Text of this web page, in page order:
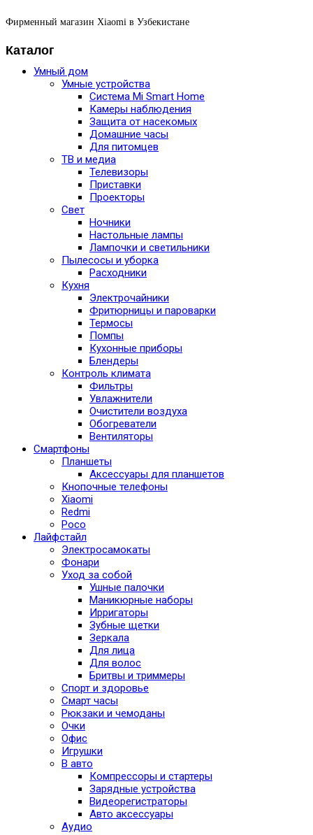
Фирменный магазин Xiaomi в Узбекистане
Каталог
Умный дом
Умные устройства
Система Mi Smart Home
Камеры наблюдения
Защита от насекомых
Домашние часы
Для питомцев
ТВ и медиа
Телевизоры
Приставки
Проекторы
Свет
Ночники
Настольные лампы
Лампочки и светильники
Пылесосы и уборка
Расходники
Кухня
Электрочайники
Фритюрницы и пароварки
Термосы
Помпы
Кухонные приборы
Блендеры
Контроль климата
Фильтры
Увлажнители
Очистители воздуха
Обогреватели
Вентиляторы
Смартфоны
Планшеты
Аксессуары для планшетов
Кнопочные телефоны
Xiaomi
Redmi
Poco
Лайфстайл
Электросамокаты
Фонари
Уход за собой
Ушные палочки
Маникюрные наборы
Ирригаторы
Зубные щетки
Зеркала
Для лица
Для волос
Бритвы и триммеры
Спорт и здоровье
Смарт часы
Рюкзаки и чемоданы
Очки
Офис
Игрушки
В авто
Компрессоры и стартеры
Зарядные устройства
Видеорегистраторы
Авто аксессуары
Аудио